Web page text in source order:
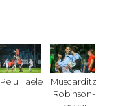
Pelu Taele
Muscarditz-
Robinson-